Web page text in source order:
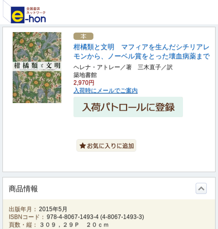
柑橘類と文明 マフィアを生んだシチリアレ
モンから、ノーベル賞をとった壊血病薬まで
ヘレナ・アトレー／著 三木直子／訳
築地書館
2,970円
入荷時にメールでご案内
商品情報
出版年月： 2015年5月
ISBNコード： 978-4-8067-1493-4 (4-8067-1493-3)
頁数・縦：
３０９，２９Ｐ ２０ｃｍ